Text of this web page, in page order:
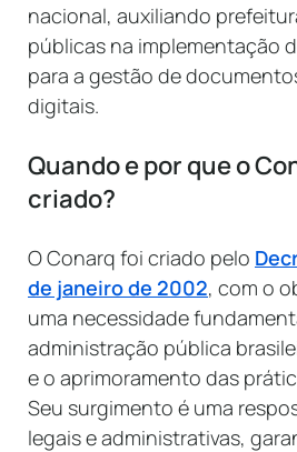
nacional, auxiliando
públicas na implementação
para a gestão de
digitais.
Quando e por que o
criado?
O Conarq foi criado pelo
de janeiro de 2002, com o
uma necessidade
administração pública
e o aprimoramento das
Seu surgimento é uma
legais e administrativas,